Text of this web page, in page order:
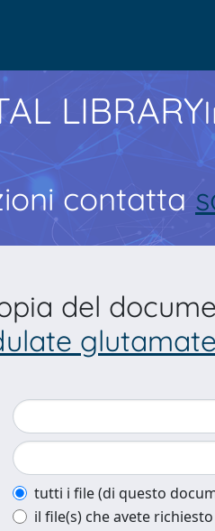
LIBRARY
contatta
del
tutti i file (di questo
il file(s) che avete richiesto